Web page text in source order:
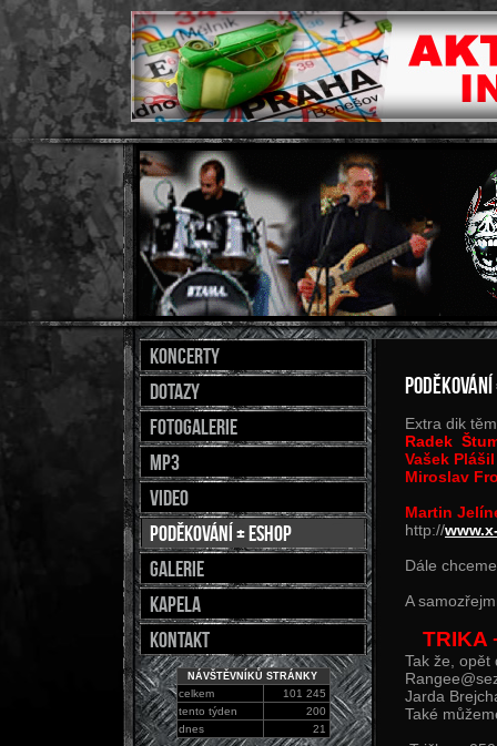
Poděkování
Extra dik
Radek
Vašek
Miroslav
Martin
http://
Dále
A
TRIKA
Tak že,
Jarda
Také
Koncerty
dotazy
Fotogalerie
MP3
Video
Poděkování + Eshop
galerie
Kapela
Kontakt
NÁVŠTĚVNÍKŮ STRÁNKY
celkem
101 245
tento týden
200
dnes
21